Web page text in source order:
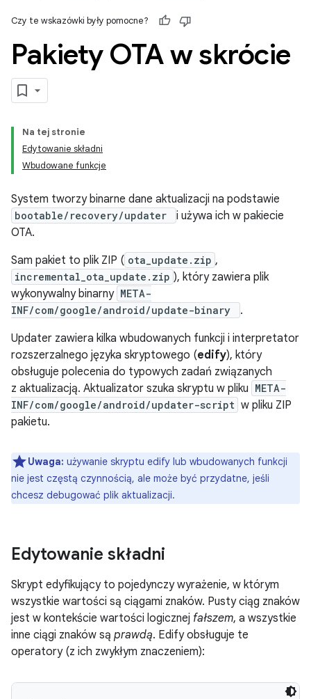
Czy te wskazówki były pomocne?
Pakiety OTA w skrócie
Na tej stronie
Edytowanie składni
Wbudowane funkcje
System tworzy binarne dane aktualizacji na podstawie
bootable/recovery/updater
i używa ich w pakiecie
OTA.
Sam pakiet to plik ZIP ( ota_update.zip ,
incremental_ota_update.zip ), który zawiera plik
wykonywalny binarny META-
INF/com/google/android/update-binary
.
Updater zawiera kilka wbudowanych funkcji i interpretator
rozszerzalnego języka skryptowego (edify), który
obsługuje polecenia do typowych zadań związanych
z aktualizacją. Aktualizator szuka skryptu w pliku META-
INF/com/google/android/updater-script w pliku ZIP
pakietu.
Uwaga: używanie skryptu edify lub wbudowanych funkcji
nie jest częstą czynnością, ale może być przydatne, jeśli
chcesz debugować plik aktualizacji.
Edytowanie składni
Skrypt edyfikujący to pojedynczy wyrażenie, w którym
wszystkie wartości są ciągami znaków. Pusty ciąg znaków
jest w kontekście wartości logicznej fałszem, a wszystkie
inne ciągi znaków są prawdą. Edify obsługuje te
operatory (z ich zwykłym znaczeniem):